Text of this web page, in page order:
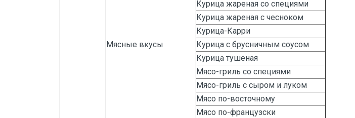
Мясные вкусы
Курица жареная со специями
Курица жареная с чесноком
Курица-Карри
Курица с брусничным соусом
Курица тушеная
Мясо-гриль со специями
Мясо-гриль с сыром и луком
Мясо по-восточному
Мясо по-французски